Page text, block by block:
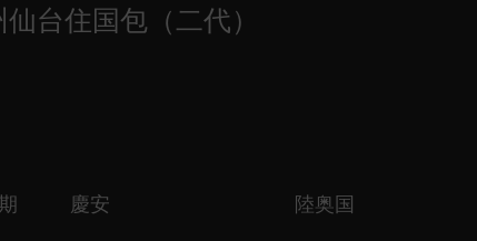
台住国包（二代）
慶安 陸奥国